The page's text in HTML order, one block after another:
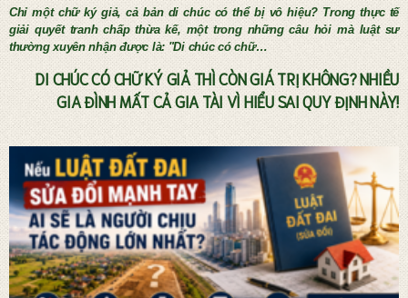
Chỉ một chữ ký giả, cả bản di chúc có thể bị vô hiệu? Trong thực tế
giải quyết tranh chấp thừa kế, một trong những câu hỏi mà luật sư
thường xuyên nhận được là: "Di chúc có chữ…
DI CHÚC CÓ CHỮ KÝ GIẢ THÌ CÒN GIÁ TRỊ KHÔNG? NHIỀU
GIA ĐÌNH MẤT CẢ GIA TÀI VÌ HIỂU SAI QUY ĐỊNH NÀY!